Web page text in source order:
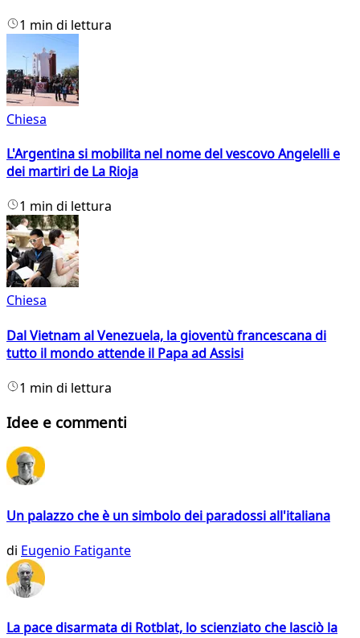
1 min di lettura
Chiesa
L'Argentina si mobilita nel nome del vescovo Angelelli e
dei martiri de La Rioja
1 min di lettura
Chiesa
Dal Vietnam al Venezuela, la gioventù francescana di
tutto il mondo attende il Papa ad Assisi
1 min di lettura
Idee e commenti
Un palazzo che è un simbolo dei paradossi all'italiana
di Eugenio Fatigante
La pace disarmata di Rotblat, lo scienziato che lasciò la